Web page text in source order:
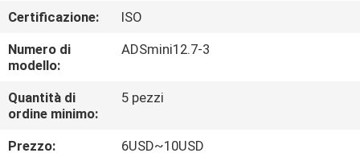
GIRO
DELLA
FABBRICA
CONTROLLO
Certificazione:
ISO
Numero di
modello:
ADSmini12.7-3
Quantità di
ordine minimo:
5 pezzi
Prezzo:
6USD~10USD